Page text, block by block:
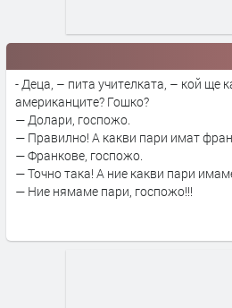
- Деца, – пита учителката, – кой ще
американците? Гошко?
— Долари, госпожо.
— Правилно! А какви пари имат
— Франкове, госпожо.
— Точно така! А ние какви пари
— Ние нямаме пари, госпожо!!!